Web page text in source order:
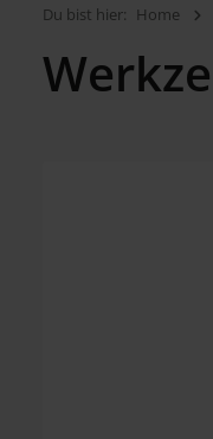
Du bist hier: Home